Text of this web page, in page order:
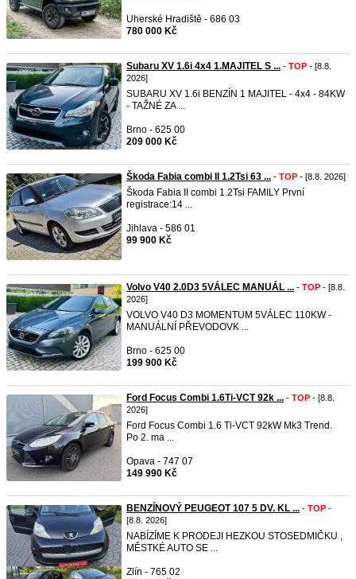
Uherské Hradiště - 686 03
780 000 Kč
Subaru XV 1.6i 4x4 1.MAJITEL S ... - TOP - [8.8.
2026]
SUBARU XV 1.6i BENZÍN 1 MAJITEL - 4x4 - 84KW
- TAŽNÉ ZA ...
Brno - 625 00
209 000 Kč
Škoda Fabia combi II 1.2Tsi 63 ... - TOP - [8.8. 2026]
Škoda Fabia II combi 1.2Tsi FAMILY První
registrace:14 ...
Jihlava - 586 01
99 900 Kč
Volvo V40 2.0D3 5VÁLEC MANUÁL ... - TOP - [8.8.
2026]
VOLVO V40 D3 MOMENTUM 5VÁLEC 110KW -
MANUÁLNÍ PŘEVODOVK ...
Brno - 625 00
199 900 Kč
Ford Focus Combi 1.6Ti-VCT 92k ... - TOP - [8.8.
2026]
Ford Focus Combi 1.6 Ti-VCT 92kW Mk3 Trend.
Po 2. ma ...
Opava - 747 07
149 990 Kč
BENZÍNOVÝ PEUGEOT 107 5 DV. KL ... - TOP -
[8.8. 2026]
NABÍZÍME K PRODEJI HEZKOU STOSEDMIČKU ,
MĚSTKÉ AUTO SE ...
Zlín - 765 02